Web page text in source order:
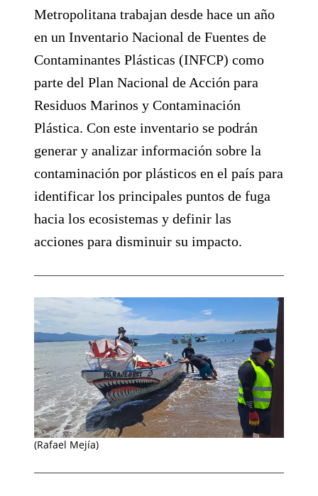
Metropolitana trabajan desde hace un año
en un Inventario Nacional de Fuentes de
Contaminantes Plásticas (INFCP) como
parte del Plan Nacional de Acción para
Residuos Marinos y Contaminación
Plástica. Con este inventario se podrán
generar y analizar información sobre la
contaminación por plásticos en el país para
identificar los principales puntos de fuga
hacia los ecosistemas y definir las
acciones para disminuir su impacto.
(Rafael Mejía)